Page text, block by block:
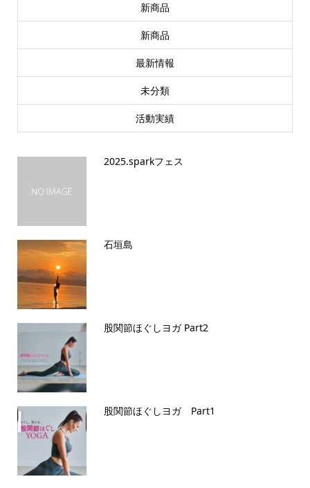
新商品
新商品
最新情報
未分類
活動実績
2025.sparkフェス
石垣島
股関節ほぐしヨガ Part2
股関節ほぐしヨガ Part1